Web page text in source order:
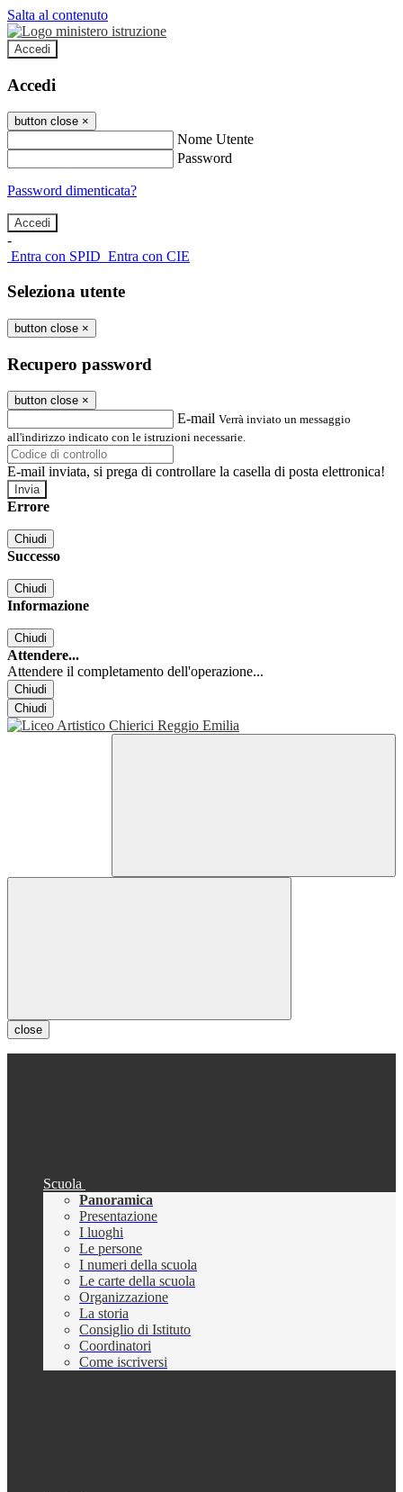
Salta al contenuto
Accedi
Accedi
button close ×
Nome Utente
Password
Password dimenticata?
-
Entra con SPID Entra con CIE
Seleziona utente
button close ×
Recupero password
button close ×
E-mail Verrà inviato un messaggio
all'indirizzo indicato con le istruzioni necessarie.
E-mail inviata, si prega di controllare la casella di posta elettronica!
Errore
Chiudi
Successo
Chiudi
Informazione
Chiudi
Attendere...
Attendere il completamento dell'operazione...
Chiudi
Chiudi
close
Scuola
Panoramica
Presentazione
I luoghi
Le persone
I numeri della scuola
Le carte della scuola
Organizzazione
La storia
Consiglio di Istituto
Coordinatori
Come iscriversi